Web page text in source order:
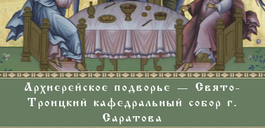
Архиерейское подворье — Свято-
Троицкий кафедральный собор г.
Саратова